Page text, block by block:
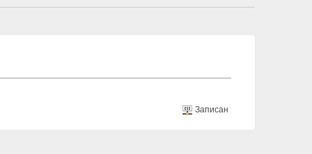
Записан